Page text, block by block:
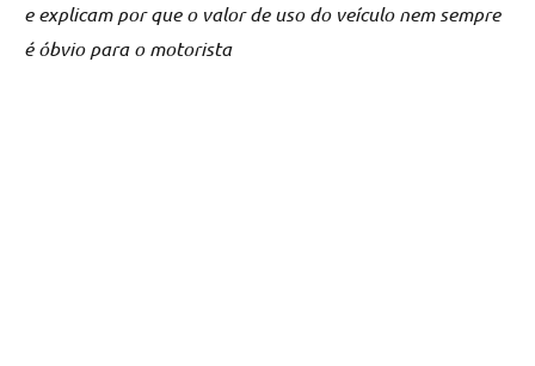
e explicam por que o valor de uso do veículo nem sempre
é óbvio para o motorista